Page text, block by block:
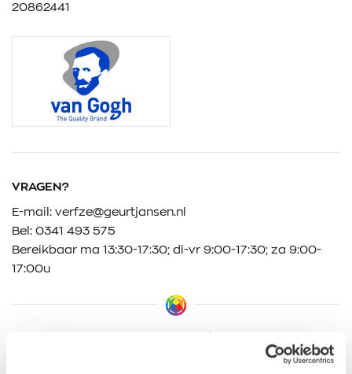
20862441
VRAGEN?
E-mail: verfze@geurtjansen.nl
Bel: 0341 493 575
Bereikbaar ma 13:30-17:30; di-vr 9:00-17:30; za 9:00-
17:00u
9.5/10 (1365 beoordelingen)